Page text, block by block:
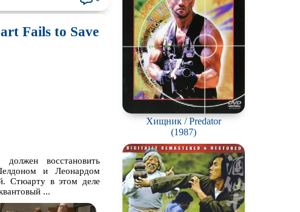
Fails to Save
восстановить
и Леонардом
Стюарту в этом деле
...
Хищник / Predator
(1987)